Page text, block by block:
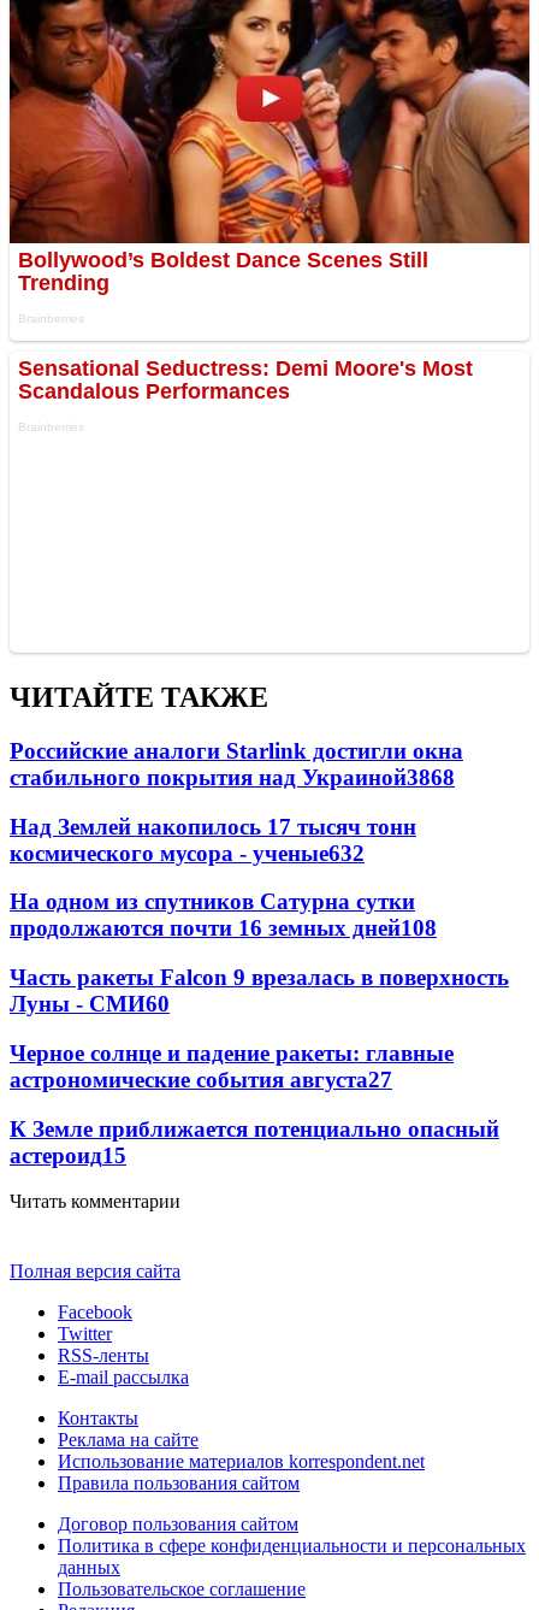
ЧИТАЙТЕ ТАКЖЕ
Российские аналоги Starlink достигли окна
стабильного покрытия над Украиной3868
Над Землей накопилось 17 тысяч тонн
космического мусора - ученые632
На одном из спутников Сатурна сутки
продолжаются почти 16 земных дней108
Часть ракеты Falcon 9 врезалась в поверхность
Луны - СМИ60
Черное солнце и падение ракеты: главные
астрономические события августа27
К Земле приближается потенциально опасный
астероид15
Читать комментарии
Полная версия сайта
Facebook
Twitter
RSS-ленты
E-mail рассылка
Контакты
Реклама на сайте
Использование материалов korrespondent.net
Правила пользования сайтом
Договор пользования сайтом
Политика в сфере конфиденциальности и персональных
данных
Пользовательское соглашение